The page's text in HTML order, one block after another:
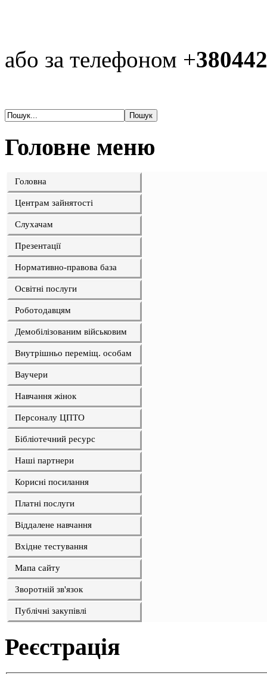
aбо за телефоном +
Головне меню
Головна
Центрам зайнятості
Слухачам
Презентації
Нормативно-правова база
Освітні послуги
Роботодавцям
Демобілізованим військовим
Внутрішньо переміщ. особам
Ваучери
Навчання жінок
Персоналу ЦПТО
Бібліотечний ресурс
Наші партнери
Корисні посилання
Платні послуги
Віддалене навчання
Вхідне тестування
Мапа сайту
Зворотній зв'язок
Публічні закупівлі
Реєстрація